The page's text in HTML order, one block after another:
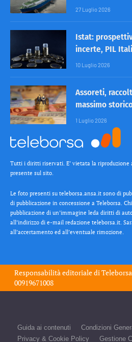
27 Luglio 2026
Istat:
incerte, PIL
10 Luglio 2026
Assoreti,
massimo
1 Luglio 2026
Tutti i diritti riservati. E’ vietata la riproduzione
presente sul sito.
Le foto presenti su teleborsa.ansa.it sono di
di pubblicazione in concessione a Teleborsa.
pubblicazione di un’immagine leda diritti di
all’indirizzo di e-mail redazione teleborsa.it.
all’accertamento ed all’eventuale rimozione.
Responsabilità editoriale di
00919671008
Guida ai contenuti Condizioni
Privacy & Cookie Policy
Gestione